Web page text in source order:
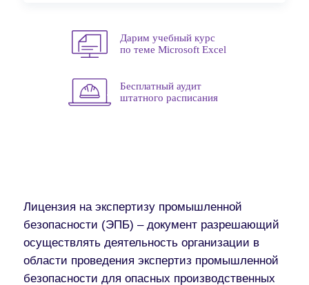
Лицензия на экспертизу промышленной
безопасности (ЭПБ) – документ разрешающий
осуществлять деятельность организации в
области проведения экспертиз промышленной
безопасности для опасных производственных
Дарим учебный курс
по теме Microsoft Excel
Бесплатный аудит
штатного расписания